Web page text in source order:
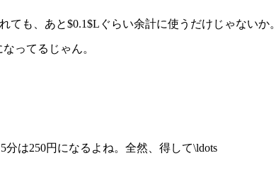
も、あと$0.1$Lぐらい余計に使うだけじゃないか。
ってるじゃん。
は250円になるよね。全然、得して\ldots